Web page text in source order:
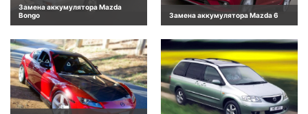
Замена аккумулятора Mazda
Bongo
Замена аккумулятора Mazda 6